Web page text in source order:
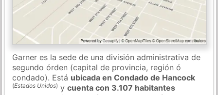
Garner es la sede de una división administrativa de
segundo órden (capital de provincia, región ó
condado). Está ubicada en Condado de Hancock
(Estados Unidos) ycuenta con 3.107 habitantes